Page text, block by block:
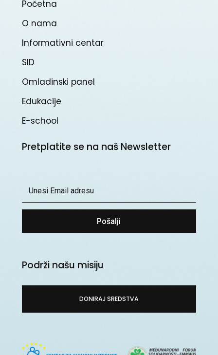
Početna
O nama
Informativni centar
SID
Omladinski panel
Edukacije
E-school
Pretplatite se na naš Newsletter
Pošalji
Podrži našu misiju
DONIRAJ SREDSTVA